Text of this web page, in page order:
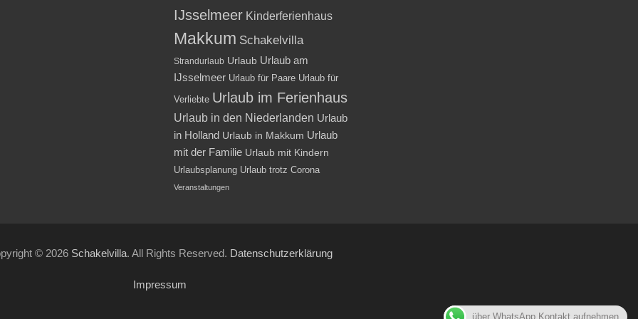
IJsselmeer Kinderferienhaus
Makkum Schakelvilla
Strandurlaub Urlaub Urlaub am
IJsselmeer Urlaub für Paare Urlaub für
Verliebte Urlaub im Ferienhaus
Urlaub in den Niederlanden Urlaub
in Holland Urlaub in Makkum Urlaub
mit der Familie Urlaub mit Kindern
Urlaubsplanung Urlaub trotz Corona
Veranstaltungen
© 2026 Schakelvilla. All Rights Reserved. Datenschutzerklärung
Impressum
über WhatsApp Kontakt aufnehmen